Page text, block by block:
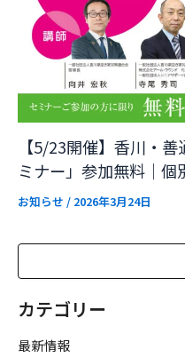
【5/23開催】香川・
ミナー」参加無料｜個
お知らせ / 2026年3月24日
カテゴリー
最新情報